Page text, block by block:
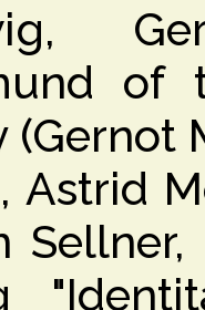
of
(Gernot
Astrid